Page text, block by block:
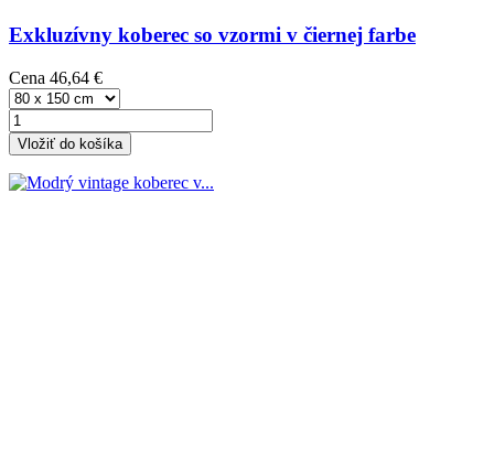
Exkluzívny koberec so vzormi v čiernej farbe
Cena 46,64 €
Vložiť do košíka